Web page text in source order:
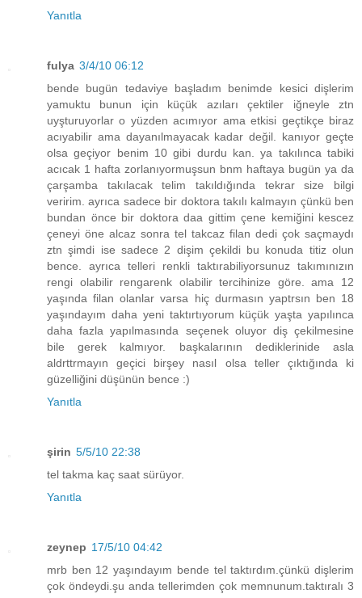
Yanıtla
fulya 3/4/10 06:12
bende bugün tedaviye başladım benimde kesici dişlerim
yamuktu bunun için küçük azıları çektiler iğneyle ztn
uyşturuyorlar o yüzden acımıyor ama etkisi geçtikçe biraz
acıyabilir ama dayanılmayacak kadar değil. kanıyor geçte
olsa geçiyor benim 10 gibi durdu kan. ya takılınca tabiki
acıcak 1 hafta zorlanıyormuşsun bnm haftaya bugün ya da
çarşamba takılacak telim takıldığında tekrar size bilgi
veririm. ayrıca sadece bir doktora takılı kalmayın çünkü ben
bundan önce bir doktora daa gittim çene kemiğini kescez
çeneyi öne alcaz sonra tel takcaz filan dedi çok saçmaydı
ztn şimdi ise sadece 2 dişim çekildi bu konuda titiz olun
bence. ayrıca telleri renkli taktırabiliyorsunuz takımınızın
rengi olabilir rengarenk olabilir tercihinize göre. ama 12
yaşında filan olanlar varsa hiç durmasın yaptrsın ben 18
yaşındayım daha yeni taktırtıyorum küçük yaşta yapılınca
daha fazla yapılmasında seçenek oluyor diş çekilmesine
bile gerek kalmıyor. başkalarının dediklerinide asla
aldrttrmayın geçici birşey nasıl olsa teller çıktığında ki
güzelliğini düşünün bence :)
Yanıtla
şirin 5/5/10 22:38
tel takma kaç saat sürüyor.
Yanıtla
zeynep 17/5/10 04:42
mrb ben 12 yaşındayım bende tel taktırdım.çünkü dişlerim
çok öndeydi.şu anda tellerimden çok memnunum.taktıralı 3